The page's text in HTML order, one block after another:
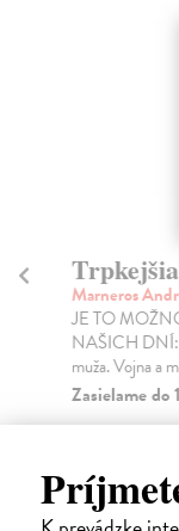
Marneros
JE TO
NAŠICH DNÍ:
muža. Vojna a
Zasielame do
24,50 € ?